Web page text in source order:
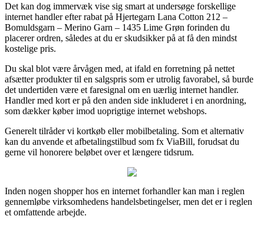
Det kan dog immervæk vise sig smart at undersøge forskellige
internet handler efter rabat på Hjertegarn Lana Cotton 212 –
Bomuldsgarn – Merino Garn – 1435 Lime Grøn forinden du
placerer ordren, således at du er skudsikker på at få den mindst
kostelige pris.
Du skal blot være årvågen med, at ifald en forretning på nettet
afsætter produkter til en salgspris som er utrolig favorabel, så burde
det undertiden være et faresignal om en uærlig internet handler.
Handler med kort er på den anden side inkluderet i en anordning,
som dækker køber imod uoprigtige internet webshops.
Generelt tilråder vi kortkøb eller mobilbetaling. Som et alternativ
kan du anvende et afbetalingstilbud som fx ViaBill, forudsat du
gerne vil honorere beløbet over et længere tidsrum.
Inden nogen shopper hos en internet forhandler kan man i reglen
gennemløbe virksomhedens handelsbetingelser, men det er i reglen
et omfattende arbejde.